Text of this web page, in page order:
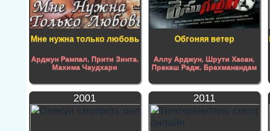
Мне нужна только любовь
Арджун Рампал, Прити Зинта,
Махима Чаудхари
Обгоняя ветер
Аллу Арджун,Шрути Хасан,
Пракаш Радж,Брахманандам
2001 2011